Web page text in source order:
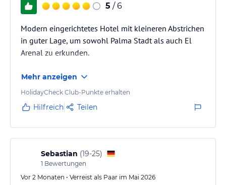
5 / 6
Modern eingerichtetes Hotel mit kleineren Abstrichen
in guter Lage, um sowohl Palma Stadt als auch El
Arenal zu erkunden.
Mehr anzeigen
HolidayCheck Club-Punkte erhalten
Hilfreich Teilen
Sebastian (19-25)
1 Bewertungen
Vor 2 Monaten • Verreist als Paar im Mai 2026